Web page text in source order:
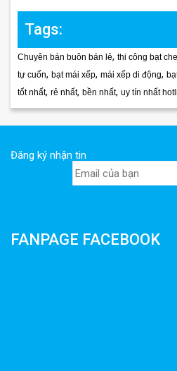
Tags:
Chuyên bán buôn bán lẻ, thi công bạt
tự cuốn, bạt mái xếp, mái xếp di động,
tốt nhất, rẻ nhất, bền nhất, uy tín nhất
Đăng ký nhận tin
FANPAGE FACEBOOK